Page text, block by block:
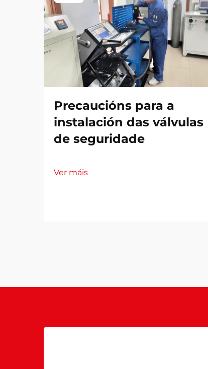
Precaucións para a
instalación das válvulas
de seguridade
Ver máis